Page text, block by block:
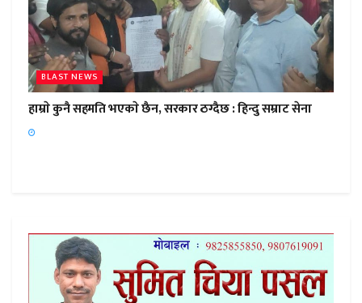
BLAST NEWS
हाम्राे कुनै सहमति भएकाे छैन, सरकार ठग्दैछ : हिन्दु सम्राट सेना